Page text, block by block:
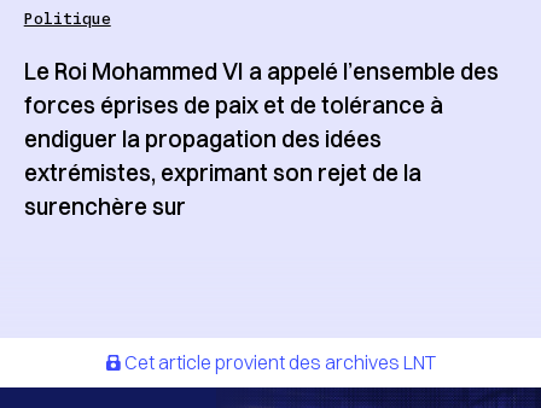
Politique
Le Roi Mohammed VI a appelé l’ensemble des
forces éprises de paix et de tolérance à
endiguer la propagation des idées
extrémistes, exprimant son rejet de la
surenchère sur
Cet article provient des archives LNT